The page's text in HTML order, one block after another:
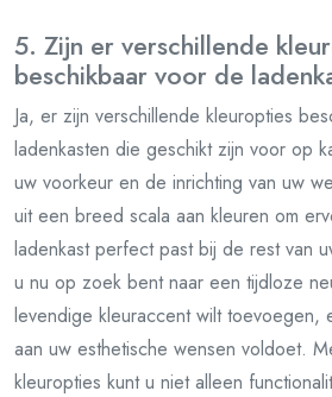
5. Zijn er verschillende
beschikbaar voor de
Ja, er zijn verschillende kleuropties
ladenkasten die geschikt zijn voor op
uw voorkeur en de inrichting van uw
uit een breed scala aan kleuren om
ladenkast perfect past bij de rest van
u nu op zoek bent naar een tijdloze
levendige kleuraccent wilt toevoegen,
aan uw esthetische wensen voldoet.
kleuropties kunt u niet alleen